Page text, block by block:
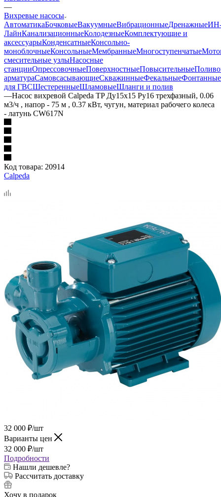
—
Вихревые насосы
АвтоматикаБочковыеВакуумныеВибрационныеДренажные
ЛайнКанализационныеКолодезныеКомплектующие и
аксессуарыКонденсатныеКонсольно-
моноблочныеКонсольныеМембранныеМногоступенчатые
смесительные узлыНасосные
станцииОпрессовочныеПоверхностныеПовысительные
арматураСамовсасывающиеСкважинныеФекальныеФонтанные
для ГВСШестеренныеШламовыеШланги и полив
—Насос вихревой Calpeda TP Ду15x15 Ру16 трехфазный, 0.06
м3/ч , напор - 75 м , 0.37 кВт, чугун, материал рабочего колеса
- латунь CW617N
Код товара: 20914
Calpeda
32 000 ₽/шт
Варианты цен
32 000 ₽/шт
Подробности
Нашли дешевле?
Рассчитать доставку
Хочу в подарок